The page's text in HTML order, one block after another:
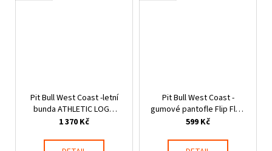
Pit Bull West Coast -letní
bunda ATHLETIC LOGO
černá
1 370 Kč
Pit Bull West Coast -
gumové pantofle Flip Flop
LOGO černé
599 Kč